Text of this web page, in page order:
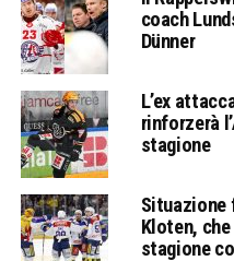
coach
Dünner
L’ex
rinforzerà
stagione
Situazione
Kloten,
stagione